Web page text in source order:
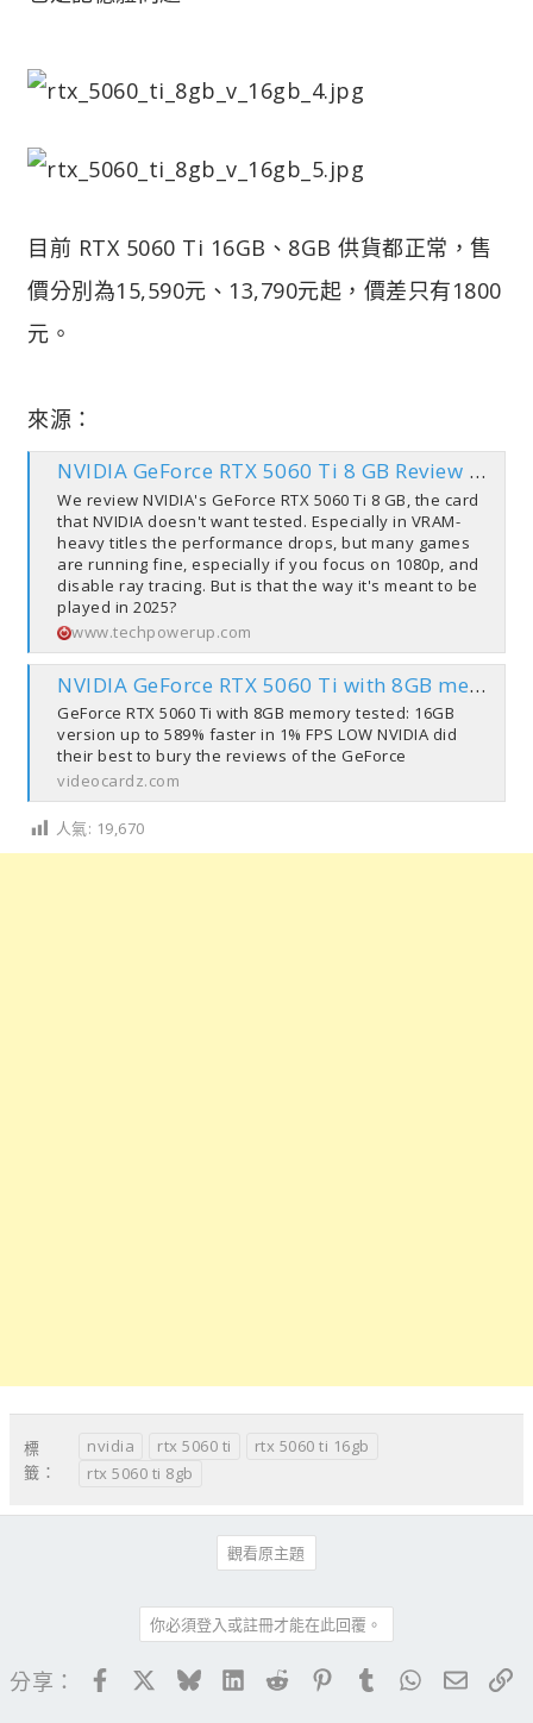
目前 RTX 5060 Ti 16GB、8GB 供貨都正常，售
價分別為15,590元、13,790元起，價差只有1800
元。
來源：
NVIDIA GeForce RTX 5060 Ti 8 GB Review – So Many Compromises
We review NVIDIA's GeForce RTX 5060 Ti 8 GB, the card
that NVIDIA doesn't want tested. Especially in VRAM-
heavy titles the performance drops, but many games
are running fine, especially if you focus on 1080p, and
disable ray tracing. But is that the way it's meant to be
played in 2025?
www.techpowerup.com
NVIDIA GeForce RTX 5060 Ti with 8GB memory is far behind 16GB model in gaming performance, review shows – VideoCardz.com
GeForce RTX 5060 Ti with 8GB memory tested: 16GB
version up to 589% faster in 1% FPS LOW NVIDIA did
their best to bury the reviews of the GeForce
videocardz.com
人氣: 19,670
標
籤：
nvidia rtx 5060 ti
rtx 5060 ti 16gb
rtx 5060 ti 8gb
觀看原主題
你必須登入或註冊才能在此回覆。
分享： FacebookBlueskyLinkedIn
Reddit PinterestTumblrWhatsApp
電子